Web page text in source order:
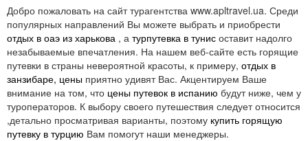
Добро пожаловать на сайт турагентства www.apltravel.ua. Среди
популярных направлений Вы можете выбрать и приобрести
отдых в оаэ из харькова , а турпутевка в тунис оставит надолго
незабываемые впечатления. На нашем веб-сайте есть горящие
путевки в страны невероятной красоты, к примеру, отдых в
занзибаре, цены приятно удивят Вас. Акцентируем Ваше
внимание на том, что цены путевок в испанию будут ниже, чем у
туроператоров. К выбору своего путешествия следует относится
,детально просматривая варианты, поэтому купить горящую
путевку в турцию Вам помогут наши менеджеры.